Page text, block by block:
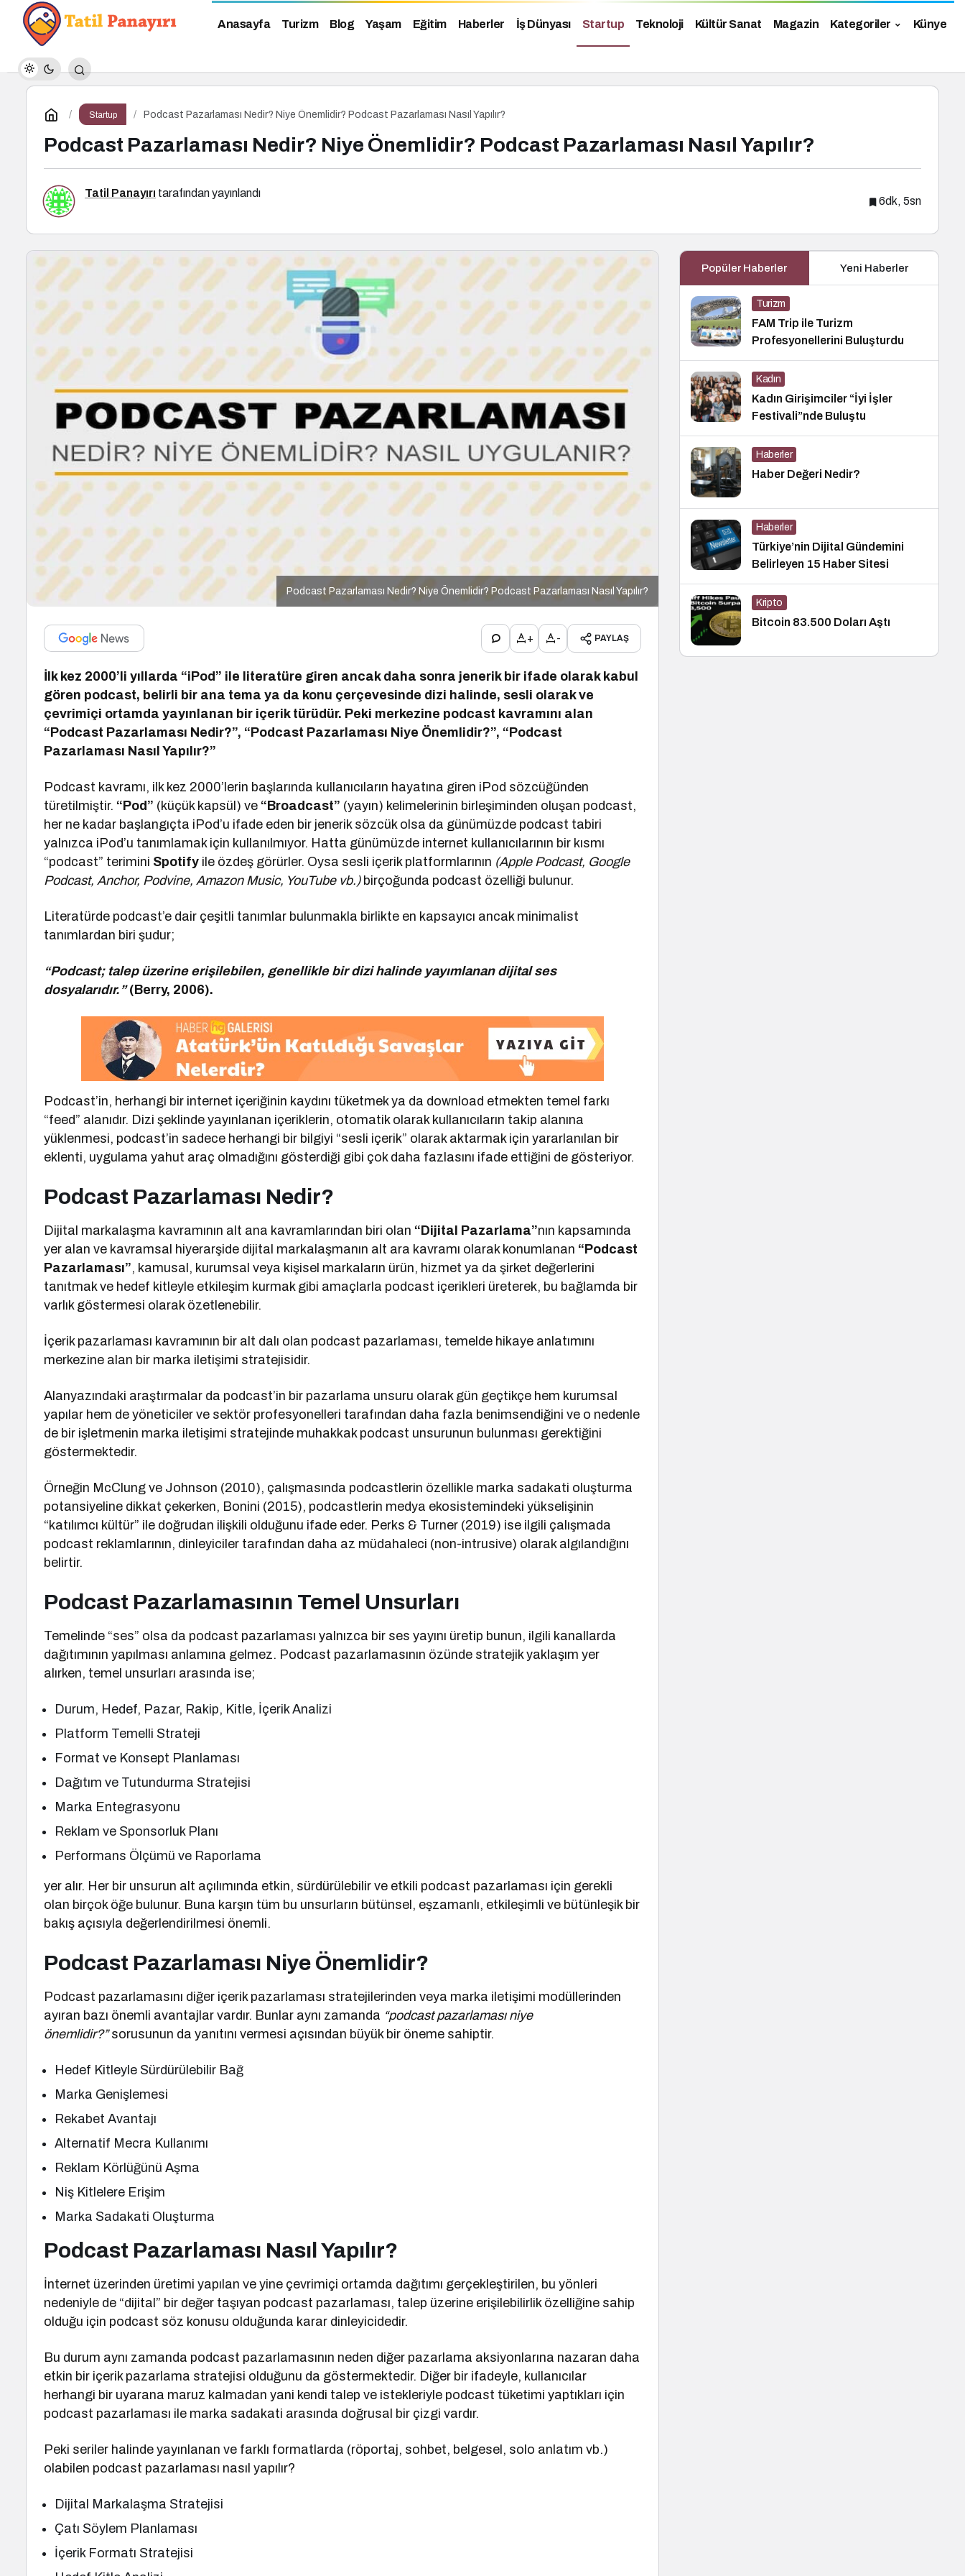
Anasayfa Turizm Blog Yaşam Eğitim Haberler İş Dünyası Startup Teknoloji Kültür Sanat Magazin Kategoriler Künye
Startup Podcast Pazarlaması Nedir? Niye Önemlidir? Podcast Pazarlaması Nasıl Yapılır?
Podcast Pazarlaması Nedir? Niye Önemlidir? Podcast Pazarlaması Nasıl Yapılır?
Tatil Panayırı tarafından yayınlandı
6dk, 5sn
Podcast Pazarlaması Nedir? Niye Önemlidir? Podcast Pazarlaması Nasıl Yapılır?
+ - PAYLAŞ
İlk kez 2000’li yıllarda “iPod” ile literatüre giren ancak daha sonra jenerik bir ifade olarak kabul
gören podcast, belirli bir ana tema ya da konu çerçevesinde dizi halinde, sesli olarak ve
çevrimiçi ortamda yayınlanan bir içerik türüdür. Peki merkezine podcast kavramını alan
“Podcast Pazarlaması Nedir?”, “Podcast Pazarlaması Niye Önemlidir?”, “Podcast
Pazarlaması Nasıl Yapılır?”
Podcast kavramı, ilk kez 2000’lerin başlarında kullanıcıların hayatına giren iPod sözcüğünden
türetilmiştir. “Pod” (küçük kapsül) ve “Broadcast” (yayın) kelimelerinin birleşiminden oluşan podcast,
her ne kadar başlangıçta iPod’u ifade eden bir jenerik sözcük olsa da günümüzde podcast tabiri
yalnızca iPod’u tanımlamak için kullanılmıyor. Hatta günümüzde internet kullanıcılarının bir kısmı
“podcast” terimini Spotify ile özdeş görürler. Oysa sesli içerik platformlarının (Apple Podcast, Google
Podcast, Anchor, Podvine, Amazon Music, YouTube vb.)birçoğunda podcast özelliği bulunur.
Literatürde podcast’e dair çeşitli tanımlar bulunmakla birlikte en kapsayıcı ancak minimalist
tanımlardan biri şudur;
“Podcast; talep üzerine erişilebilen, genellikle bir dizi halinde yayımlanan dijital ses
dosyalarıdır.”(Berry, 2006).
Podcast’in, herhangi bir internet içeriğinin kaydını tüketmek ya da download etmekten temel farkı
“feed” alanıdır. Dizi şeklinde yayınlanan içeriklerin, otomatik olarak kullanıcıların takip alanına
yüklenmesi, podcast’in sadece herhangi bir bilgiyi “sesli içerik” olarak aktarmak için yararlanılan bir
eklenti, uygulama yahut araç olmadığını gösterdiği gibi çok daha fazlasını ifade ettiğini de gösteriyor.
Podcast Pazarlaması Nedir?
Dijital markalaşma kavramının alt ana kavramlarından biri olan “Dijital Pazarlama”nın kapsamında
yer alan ve kavramsal hiyerarşide dijital markalaşmanın alt ara kavramı olarak konumlanan “Podcast
Pazarlaması”, kamusal, kurumsal veya kişisel markaların ürün, hizmet ya da şirket değerlerini
tanıtmak ve hedef kitleyle etkileşim kurmak gibi amaçlarla podcast içerikleri üreterek, bu bağlamda bir
varlık göstermesi olarak özetlenebilir.
İçerik pazarlaması kavramının bir alt dalı olan podcast pazarlaması, temelde hikaye anlatımını
merkezine alan bir marka iletişimi stratejisidir.
Alanyazındaki araştırmalar da podcast’in bir pazarlama unsuru olarak gün geçtikçe hem kurumsal
yapılar hem de yöneticiler ve sektör profesyonelleri tarafından daha fazla benimsendiğini ve o nedenle
de bir işletmenin marka iletişimi stratejinde muhakkak podcast unsurunun bulunması gerektiğini
göstermektedir.
Örneğin McClung ve Johnson (2010), çalışmasında podcastlerin özellikle marka sadakati oluşturma
potansiyeline dikkat çekerken, Bonini (2015), podcastlerin medya ekosistemindeki yükselişinin
“katılımcı kültür” ile doğrudan ilişkili olduğunu ifade eder. Perks & Turner (2019) ise ilgili çalışmada
podcast reklamlarının, dinleyiciler tarafından daha az müdahaleci (non-intrusive) olarak algılandığını
belirtir.
Podcast Pazarlamasının Temel Unsurları
Temelinde “ses” olsa da podcast pazarlaması yalnızca bir ses yayını üretip bunun, ilgili kanallarda
dağıtımının yapılması anlamına gelmez. Podcast pazarlamasının özünde stratejik yaklaşım yer
alırken, temel unsurları arasında ise;
Durum, Hedef, Pazar, Rakip, Kitle, İçerik Analizi
Platform Temelli Strateji
Format ve Konsept Planlaması
Dağıtım ve Tutundurma Stratejisi
Marka Entegrasyonu
Reklam ve Sponsorluk Planı
Performans Ölçümü ve Raporlama
yer alır. Her bir unsurun alt açılımında etkin, sürdürülebilir ve etkili podcast pazarlaması için gerekli
olan birçok öğe bulunur. Buna karşın tüm bu unsurların bütünsel, eşzamanlı, etkileşimli ve bütünleşik bir
bakış açısıyla değerlendirilmesi önemli.
Podcast Pazarlaması Niye Önemlidir?
Podcast pazarlamasını diğer içerik pazarlaması stratejilerinden veya marka iletişimi modüllerinden
ayıran bazı önemli avantajlar vardır. Bunlar aynı zamanda “podcast pazarlaması niye
önemlidir?”sorusunun da yanıtını vermesi açısından büyük bir öneme sahiptir.
Hedef Kitleyle Sürdürülebilir Bağ
Marka Genişlemesi
Rekabet Avantajı
Alternatif Mecra Kullanımı
Reklam Körlüğünü Aşma
Niş Kitlelere Erişim
Marka Sadakati Oluşturma
Podcast Pazarlaması Nasıl Yapılır?
İnternet üzerinden üretimi yapılan ve yine çevrimiçi ortamda dağıtımı gerçekleştirilen, bu yönleri
nedeniyle de “dijital” bir değer taşıyan podcast pazarlaması, talep üzerine erişilebilirlik özelliğine sahip
olduğu için podcast söz konusu olduğunda karar dinleyicidedir.
Bu durum aynı zamanda podcast pazarlamasının neden diğer pazarlama aksiyonlarına nazaran daha
etkin bir içerik pazarlama stratejisi olduğunu da göstermektedir. Diğer bir ifadeyle, kullanıcılar
herhangi bir uyarana maruz kalmadan yani kendi talep ve istekleriyle podcast tüketimi yaptıkları için
podcast pazarlaması ile marka sadakati arasında doğrusal bir çizgi vardır.
Peki seriler halinde yayınlanan ve farklı formatlarda (röportaj, sohbet, belgesel, solo anlatım vb.)
olabilen podcast pazarlaması nasıl yapılır?
Dijital Markalaşma Stratejisi
Çatı Söylem Planlaması
İçerik Formatı Stratejisi
Popüler Haberler Yeni Haberler
Turizm
FAM Trip ile Turizm
Profesyonellerini Buluşturdu
Kadın
Kadın Girişimciler “İyi İşler
Festivali”nde Buluştu
Haberler
Haber Değeri Nedir?
Haberler
Türkiye’nin Dijital Gündemini
Belirleyen 15 Haber Sitesi
Kripto
Bitcoin 83.500 Doları Aştı